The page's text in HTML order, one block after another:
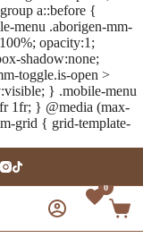
a::before {
menu .aborigen-mm-
opacity:1;
shadow:none;
toggle.is-open >
} .mobile-menu
1fr; } @media (max-
grid { grid-template-
0
Carro
de